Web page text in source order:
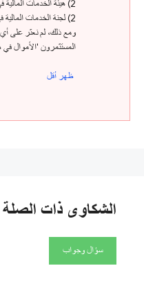
2) هيئة الخدمات المالية في سانت فنسنت وجزر غرينادين (SVG FSA) بموجب ترخيص رقم 25241 قبل الميلاد 2021 ؛
2) لجنة الخدمات المالية في بليز (Belize FSC).
المستثمرون 'الأموال في
ظهر أقل
الشكاوى ذات الصلة
سؤال وجواب